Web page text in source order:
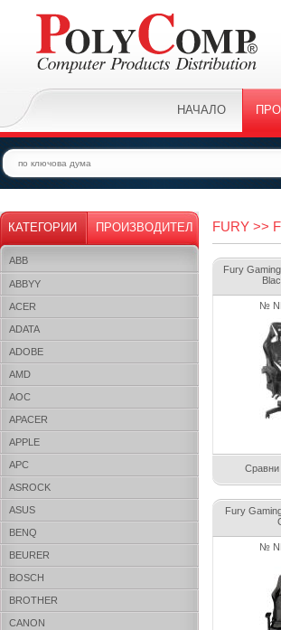
НАЧАЛО
КАТЕГОРИИ ПРОИЗВОДИТЕЛ
ABB
ABBYY
ACER
ADATA
ADOBE
AMD
AOC
APACER
APPLE
APC
ASROCK
ASUS
BENQ
BEURER
BOSCH
BROTHER
CANON
FURY >>
Fury
№
Сравни
Fury
№